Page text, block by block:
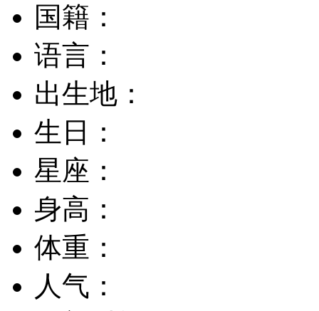
国籍：
语言：
出生地：
生日：
星座：
身高：
体重：
人气：